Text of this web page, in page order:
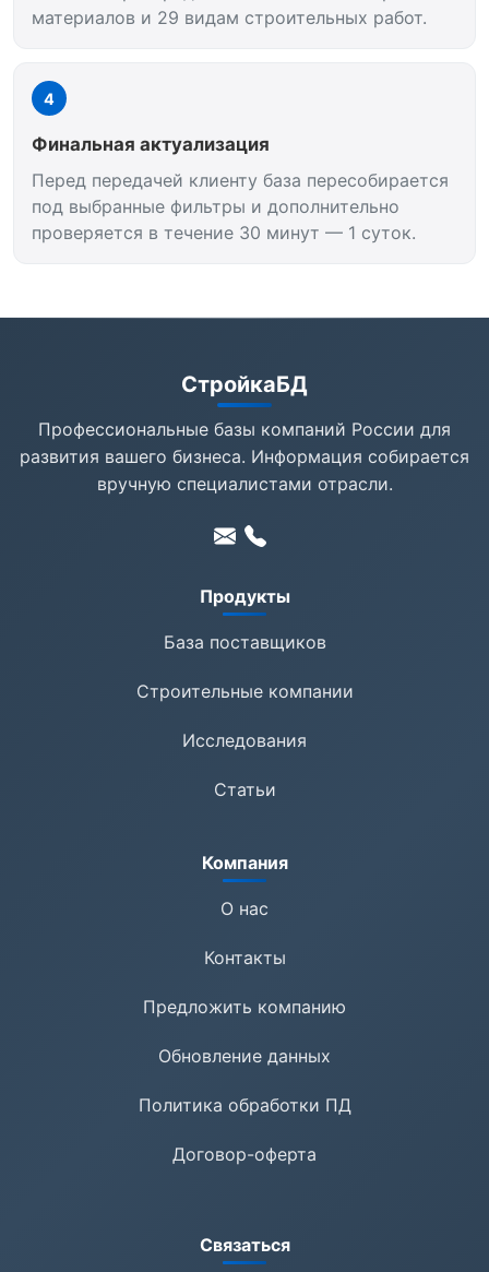
материалов и 29 видам строительных работ.
4
Финальная актуализация
Перед передачей клиенту база пересобирается
под выбранные фильтры и дополнительно
проверяется в течение 30 минут — 1 суток.
СтройкаБД
Профессиональные базы компаний России для
развития вашего бизнеса. Информация собирается
вручную специалистами отрасли.
Продукты
База поставщиков
Строительные компании
Исследования
Статьи
Компания
О нас
Контакты
Предложить компанию
Обновление данных
Политика обработки ПД
Договор-оферта
Связаться